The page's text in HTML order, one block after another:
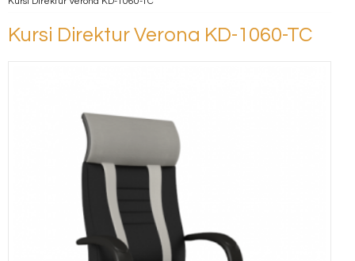
Kursi Direktur Verona KD-1060-TC